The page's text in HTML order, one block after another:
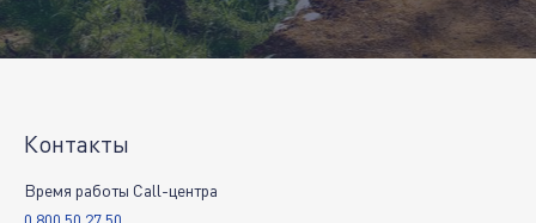
Контакты
Время работы Call-центра